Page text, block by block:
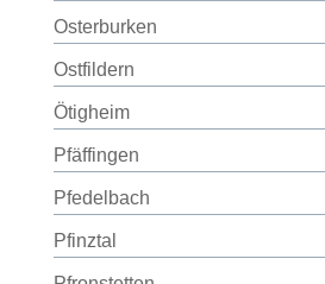
Osterburken
Ostfildern
Ötigheim
Pfäffingen
Pfedelbach
Pfinztal